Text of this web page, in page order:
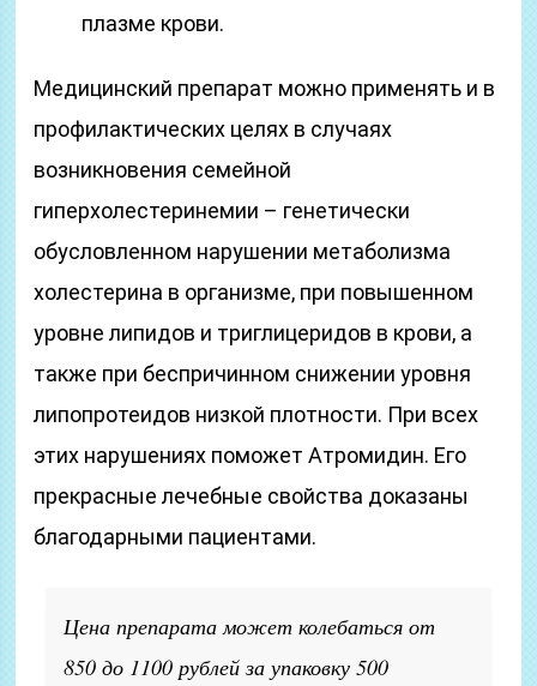
плазме крови.
Медицинский препарат можно применять и в
профилактических целях в случаях
возникновения семейной
гиперхолестеринемии – генетически
обусловленном нарушении метаболизма
холестерина в организме, при повышенном
уровне липидов и триглицеридов в крови, а
также при беспричинном снижении уровня
липопротеидов низкой плотности. При всех
этих нарушениях поможет Атромидин. Его
прекрасные лечебные свойства доказаны
благодарными пациентами.
Цена препарата может колебаться от
850 до 1100 рублей за упаковку 500